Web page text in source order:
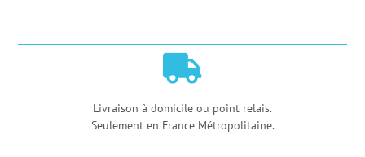

Livraison à domicile ou point relais.
Seulement en France Métropolitaine.